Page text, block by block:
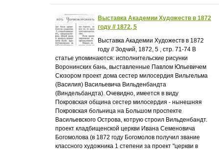
Выставка Академии Художеств в 1872
году // 1872, 5
Выставка Академии Художеств в 1872
году // Зодчий, 1872, 5 , стр. 71-74 В
статье упоминаются: исполнительские рисунки
Воронинских бань, выставленные Павлом Юльевичем
Сюзором проект дома сестер милосердия Вильгельма
(Василия) Васильевича Вильденбандта
(Виндельбандта). Очевидно, имеется в виду
Покровская община сестер милосердия - нынешняя
Покровская больница на Большом проспекте
Васильевского Острова, котрую строил Вильденбандт.
проект кладбищенской церкви Ивана Семеновича
Богомолова (в 1872 году Богомолов получил звание
классного художника 1 степени за проект "церкви в